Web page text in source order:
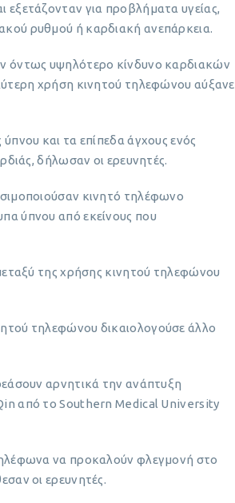
εξετάζονταν για προβλήματα υγείας,
ρυθμού ή καρδιακή ανεπάρκεια.
όντως υψηλότερο κίνδυνο καρδιακών
χρήση κινητού τηλεφώνου αύξανε
και τα επίπεδα άγχους ενός
δήλωσαν οι ερευνητές.
κινητό τηλέφωνο
ύπνου από εκείνους που
της χρήσης κινητού τηλεφώνου
τηλεφώνου δικαιολογούσε άλλο
αρνητικά την ανάπτυξη
από το Southern Medical University
να προκαλούν φλεγμονή στο
οι ερευνητές.